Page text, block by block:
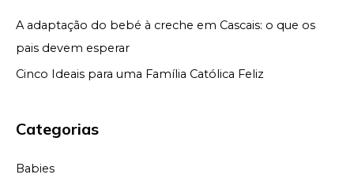
A adaptação do bebé à creche em Cascais: o que os
pais devem esperar
Cinco Ideais para uma Família Católica Feliz
Categorias
Babies